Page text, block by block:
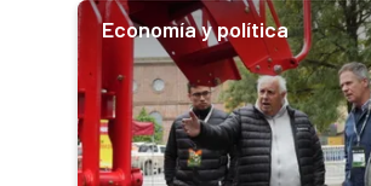
Economía y política